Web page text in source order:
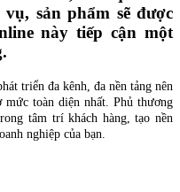
sản phẩm sẽ được
này tiếp cận một
triển đa kênh, đa nền tảng nên
mức toàn diện nhất. Phủ thương
tâm trí khách hàng, tạo nền
nghiệp của bạn.